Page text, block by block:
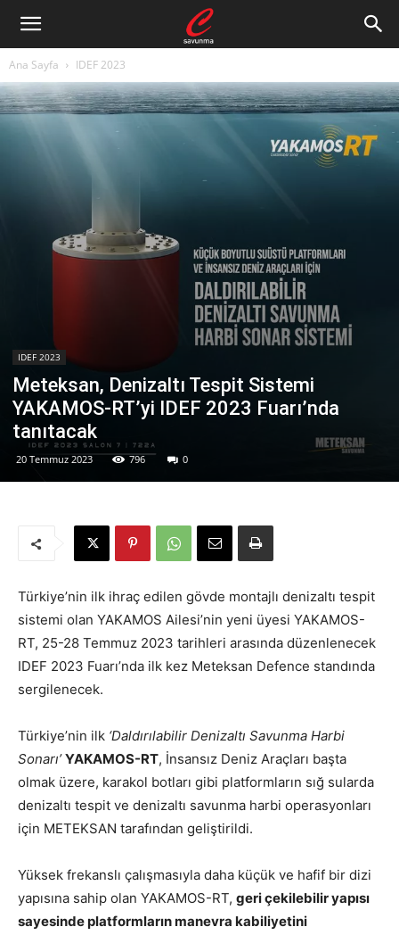
Ana Sayfa IDEF 2023
IDEF 2023
Meteksan, Denizaltı Tespit Sistemi
YAKAMOS-RT’yi IDEF 2023 Fuarı’nda
tanıtacak
20 Temmuz 2023 796 0
Türkiye’nin ilk ihraç edilen gövde montajlı denizaltı tespit
sistemi olan YAKAMOS Ailesi’nin yeni üyesi YAKAMOS-
RT, 25-28 Temmuz 2023 tarihleri arasında düzenlenecek
IDEF 2023 Fuarı’nda ilk kez Meteksan Defence standında
sergilenecek.
Türkiye’nin ilk ‘Daldırılabilir Denizaltı Savunma Harbi
Sonarı’ YAKAMOS-RT, İnsansız Deniz Araçları başta
olmak üzere, karakol botları gibi platformların sığ sularda
denizaltı tespit ve denizaltı savunma harbi operasyonları
için METEKSAN tarafından geliştirildi.
Yüksek frekanslı çalışmasıyla daha küçük ve hafif bir dizi
yapısına sahip olan YAKAMOS-RT, geri çekilebilir yapısı
sayesinde platformların manevra kabiliyetini